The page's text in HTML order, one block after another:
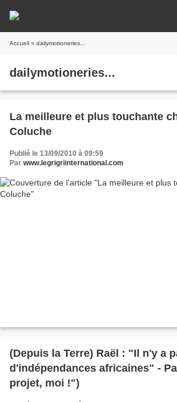
Accueil » dailymotioneries...
dailymotioneries...
La meilleure et plus touchante
Coluche
Publié le 13/09/2010 à 09:59
Par www.legrigriinternational.com
(Depuis la Terre) Raël : "Il n'y a
d'indépendances africaines" -
projet, moi !")